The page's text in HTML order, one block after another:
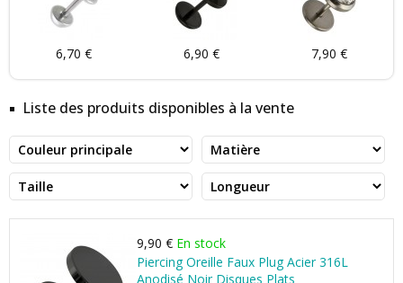
6,70 € 6,90 € 7,90 €
Liste des produits disponibles à la vente
9,90 € En stock
Piercing Oreille Faux Plug Acier 316L
Anodisé Noir Disques Plats